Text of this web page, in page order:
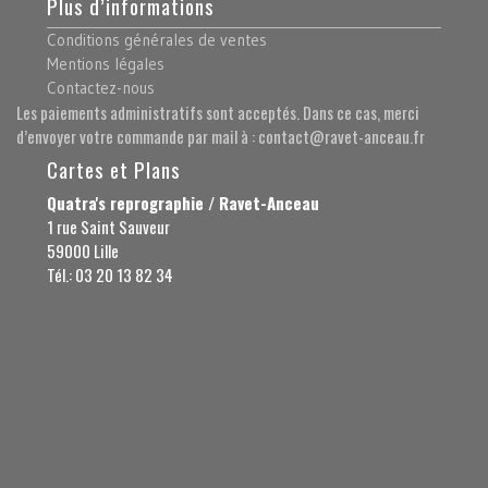
Conditions générales de ventes
Mentions légales
Contactez-nous
Les paiements administratifs sont acceptés. Dans ce cas, merci
d’envoyer votre commande par mail à : contact@ravet-anceau.fr
Cartes et Plans
Quatra's reprographie / Ravet-Anceau
1 rue Saint Sauveur
59000 Lille
Tél.: 03 20 13 82 34